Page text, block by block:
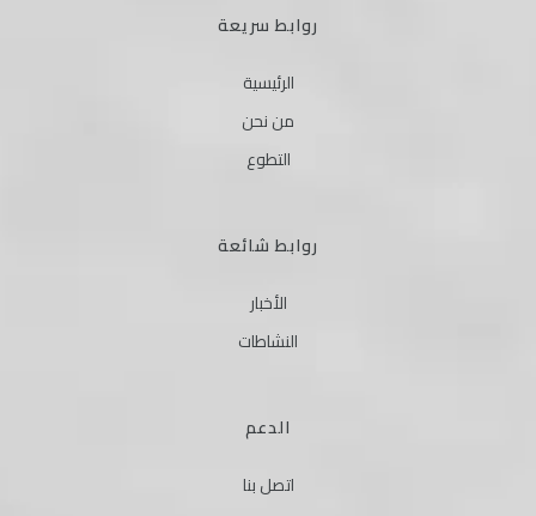
روابط سريعة
الرئيسية
من نحن
التطوع
روابط شائعة
الأخبار
النشاطات
الدعم
اتصل بنا